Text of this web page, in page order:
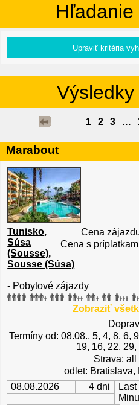
1 2 3 ...
Marabout
Cena
Cena s
Tunisko,
Súsa
(Sousse),
Sousse (Súsa)
- Pobytové zájazdy
Zobraziť
Termíny od: 08.08., 5, 4, 8, 6,
19, 16, 22,
Strava:
odlet: Bratislava,
08.08.2026
4 dni
Last